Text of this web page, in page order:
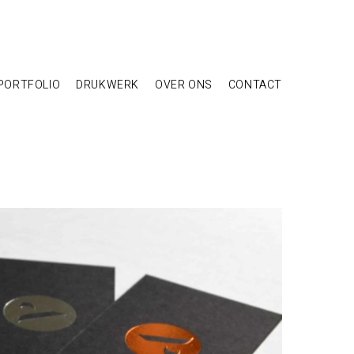
DRUKWERK OVER ONS CONTACT